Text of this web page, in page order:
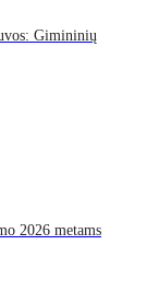
Gimininių
2026 metams